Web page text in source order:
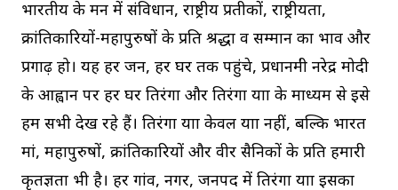
भारतीय के मन में संविधान, राष्ट्रीय प्रतीकों, राष्ट्रीयता,
क्रांतिकारियों-महापुरुषों के प्रति श्रद्धा व सम्मान का भाव और
प्रगाढ़ हो। यह हर जन, हर घर तक पहुंचे, प्रधानमंत्री नरेद्र मोदी
के आह्वान पर हर घर तिरंगा और तिरंगा यात्रा के माध्यम से इसे
हम सभी देख रहे हैं। तिरंगा यात्रा केवल यात्रा नहीं, बल्कि भारत
मां, महापुरुषों, क्रांतिकारियों और वीर सैनिकों के प्रति हमारी
कृतज्ञता भी है। हर गांव, नगर, जनपद में तिरंगा यात्रा इसका